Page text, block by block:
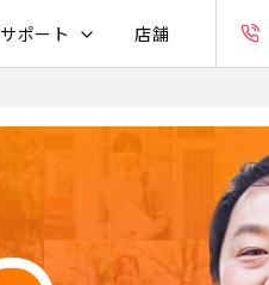
サポート 店舗